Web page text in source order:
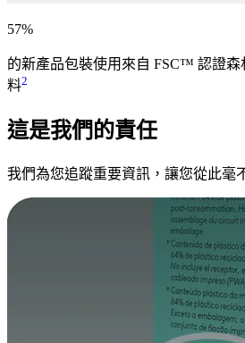
57%
的新產品包裝使用來自 FSC™ 認證森
料2
這是我們的責任
我們為您追蹤重要資訊，讓您從此毫